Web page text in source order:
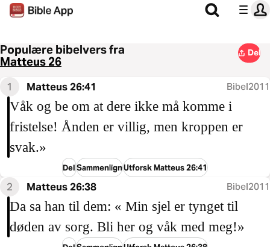
Populære bibelvers fra
Matteus 26
Del
1 Matteus 26:41 Bibel2011
Våk og be om at dere ikke må komme i
fristelse! Ånden er villig, men kroppen er
svak.»
DelSammenlignUtforsk Matteus 26:41
2 Matteus 26:38 Bibel2011
Da sa han til dem: « Min sjel er tynget til
døden av sorg. Bli her og våk med meg!»